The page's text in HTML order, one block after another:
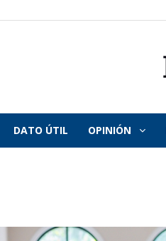
DATO ÚTIL OPINIÓN